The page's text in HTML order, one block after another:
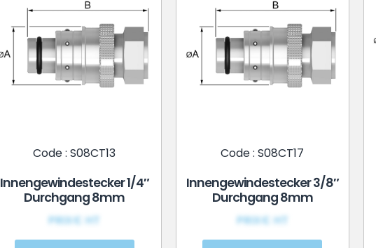
Code : S08CT13
Innengewindestecker 1/4″
Durchgang 8mm
PRIX€ HT
Code : S08CT17
Innengewindestecker 3/8″
Durchgang 8mm
PRIX€ HT